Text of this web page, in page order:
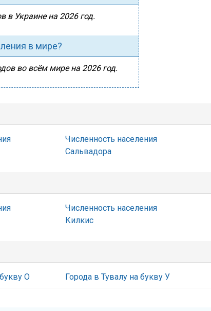
в Украине на 2026 год.
в мире?
во всём мире на 2026 год.
Численность населения
Сальвадора
Численность населения
Килкис
О Города в Тувалу на букву У